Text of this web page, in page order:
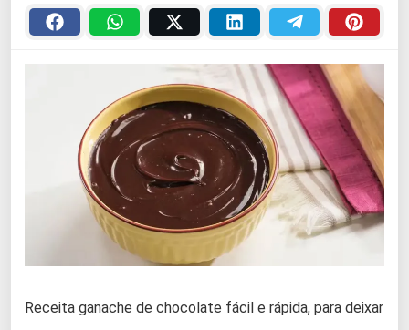
Receita ganache de chocolate fácil e rápida, para deixar